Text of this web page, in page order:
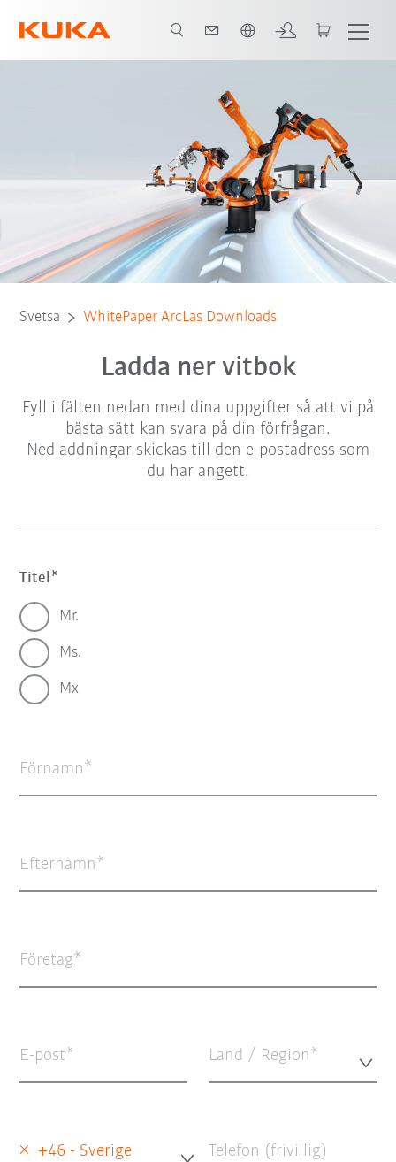
Svetsa WhitePaper ArcLas Downloads
Ladda ner vitbok
Fyll i fälten nedan med dina uppgifter så att vi på
bästa sätt kan svara på din förfrågan.
Nedladdningar skickas till den e-postadress som
du har angett.
Titel
Mr.
Ms.
Mx
Förnamn
Efternamn
Företag
E-post Land / Region*
× +46 - Sverige Telefon (frivillig)